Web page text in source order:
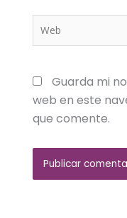
Web
Guarda mi
web en este
que comente.